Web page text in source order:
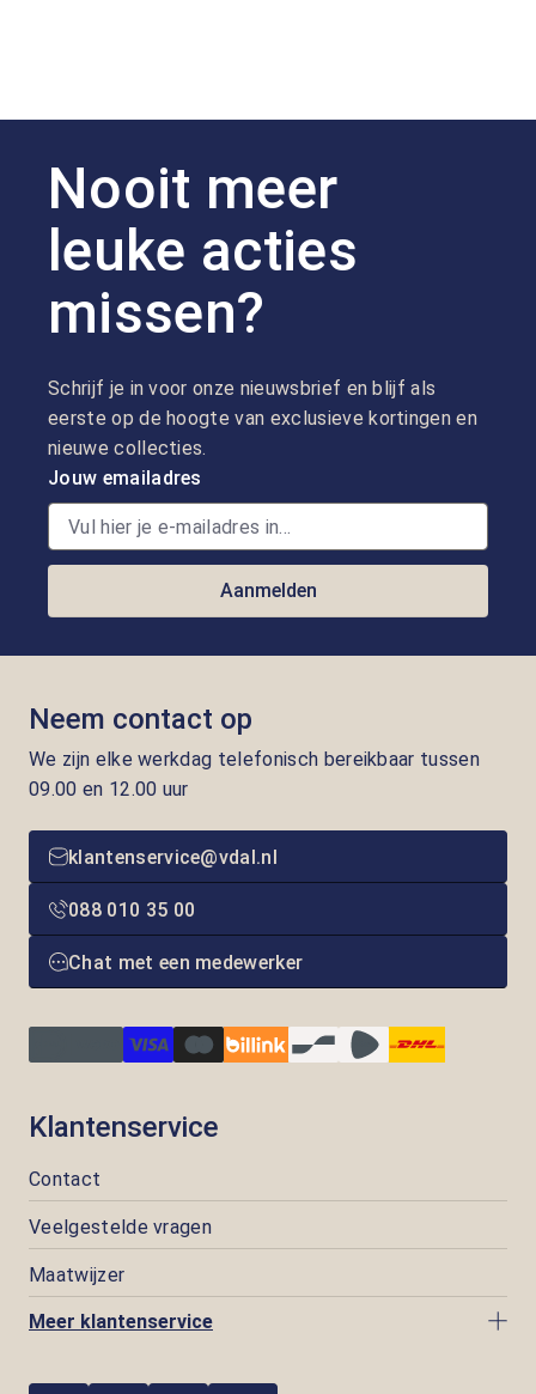
Nooit meer
leuke acties
missen?
Schrijf je in voor onze nieuwsbrief en blijf als
eerste op de hoogte van exclusieve kortingen en
nieuwe collecties.
Jouw emailadres
Aanmelden
Neem contact op
We zijn elke werkdag telefonisch bereikbaar tussen
09.00 en 12.00 uur
klantenservice@vdal.nl
088 010 35 00
Chat met een medewerker
Klantenservice
Contact
Veelgestelde vragen
Maatwijzer
Meer klantenservice